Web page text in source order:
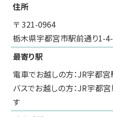
住所
〒 321-0964
栃木県宇都宮市駅前通り1-
最寄り駅
電車でお越しの方：JR宇都
バスでお越しの方：JR宇都
す